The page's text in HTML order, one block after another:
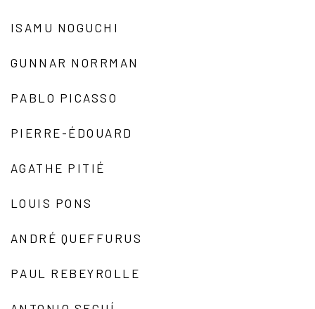
ISAMU NOGUCHI
GUNNAR NORRMAN
PABLO PICASSO
PIERRE-ÉDOUARD
AGATHE PITIÉ
LOUIS PONS
ANDRÉ QUEFFURUS
PAUL REBEYROLLE